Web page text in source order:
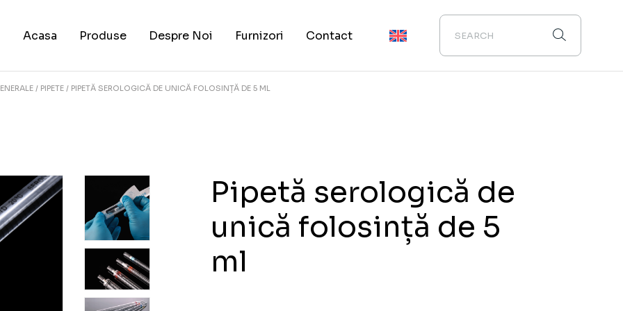
Acasa Produse Despre Noi Furnizori Contact
PIPETE PIPETĂ SEROLOGICĂ DE UNICĂ FOLOSINȚĂ DE 5 ML
Pipetă serologică de
unică folosință de 5
ml